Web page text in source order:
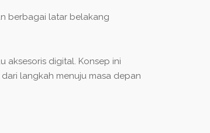
berbagai latar belakang
aksesoris digital. Konsep ini
langkah menuju masa depan